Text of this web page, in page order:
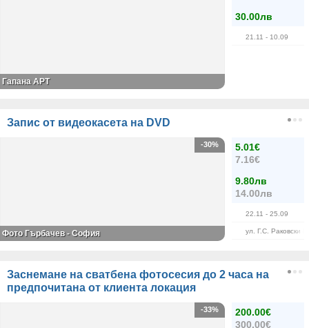
30.00лв
21.11 - 10.09
Гапана АРТ
Запис от видеокасета на DVD
5.01€
7.16€
9.80лв
14.00лв
22.11 - 25.09
ул. Г.С. Раковски
-30%
Фото Гърбачев - София
Заснемане на сватбена фотосесия до 2 часа на
предпочитана от клиента локация
200.00€
300.00€
-33%